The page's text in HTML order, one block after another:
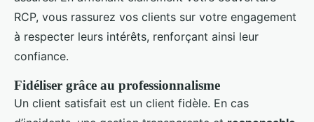
RCP, vous rassurez vos clients sur votre engagement
à respecter leurs intérêts, renforçant ainsi leur
confiance.
Fidéliser grâce au professionnalisme
Un client satisfait est un client fidèle. En cas